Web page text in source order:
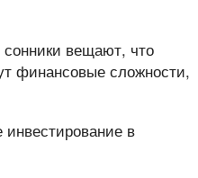
вещают, что
финансовые сложности,
в